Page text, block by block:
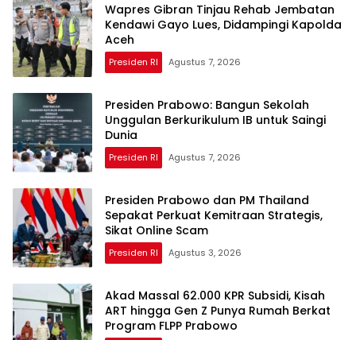
Wapres Gibran Tinjau Rehab Jembatan
Kendawi Gayo Lues, Didampingi Kapolda
Aceh
Presiden RI Agustus 7, 2026
Presiden Prabowo: Bangun Sekolah
Unggulan Berkurikulum IB untuk Saingi
Dunia
Presiden RI Agustus 7, 2026
Presiden Prabowo dan PM Thailand
Sepakat Perkuat Kemitraan Strategis,
Sikat Online Scam
Presiden RI Agustus 3, 2026
Akad Massal 62.000 KPR Subsidi, Kisah
ART hingga Gen Z Punya Rumah Berkat
Program FLPP Prabowo